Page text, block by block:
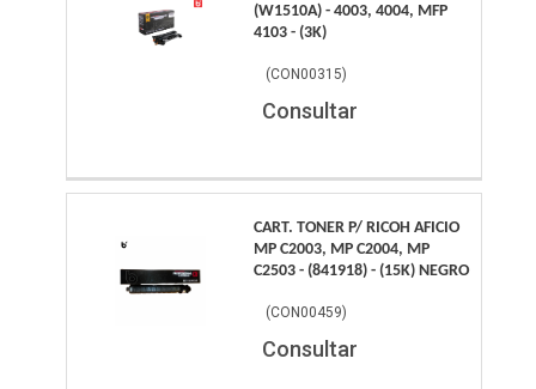
(W1510A) - 4003, 4004, MFP
4103 - (3K)
(CON00315)
Consultar
CART. TONER P/ RICOH AFICIO
MP C2003, MP C2004, MP
C2503 - (841918) - (15K) NEGRO
(CON00459)
Consultar